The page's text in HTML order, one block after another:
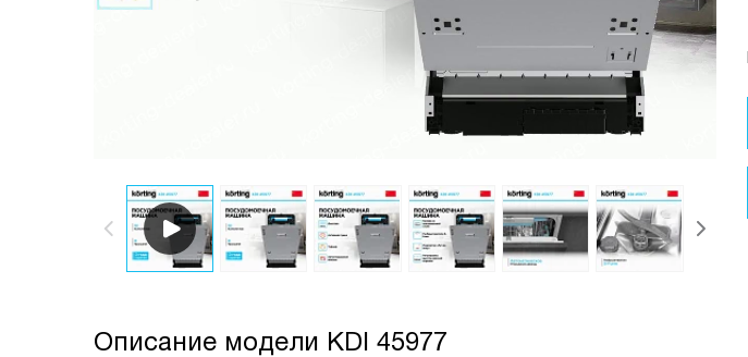
Описание модели KDI 45977